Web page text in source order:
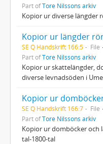
Part ofTore Nilssons arkiv
Kopior ur diverse längder
SE Q Handskrift 166:5 File
Part ofTore Nilssons arkiv
Kopior ur skattelängder,
diverse levnadsöden i
SE Q Handskrift 166:7 File
Part ofTore Nilssons arkiv
Kopior ur domböcker och
tal-1800-tal